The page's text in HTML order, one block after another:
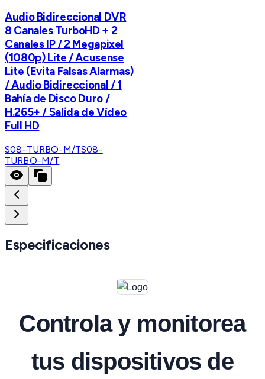
Audio Bidireccional DVR
8 Canales TurboHD + 2
Canales IP / 2 Megapixel
(1080p) Lite / Acusense
Lite (Evita Falsas Alarmas)
/ Audio Bidireccional / 1
Bahía de Disco Duro /
H.265+ / Salida de Vídeo
Full HD
S08-TURBO-M/TS08-
TURBO-M/T
Especificaciones
Controla y monitorea
tus dispositivos de